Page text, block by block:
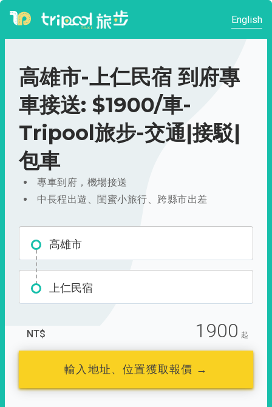
English
高雄市-上仁民宿 到府專
車接送: $1900/車-
Tripool旅步-交通|接駁|
包車
專車到府，機場接送
中長程出遊、閨蜜小旅行、跨縣市出差
高雄市
上仁民宿
NT$ 1900 起
輸入地址、位置獲取報價 →